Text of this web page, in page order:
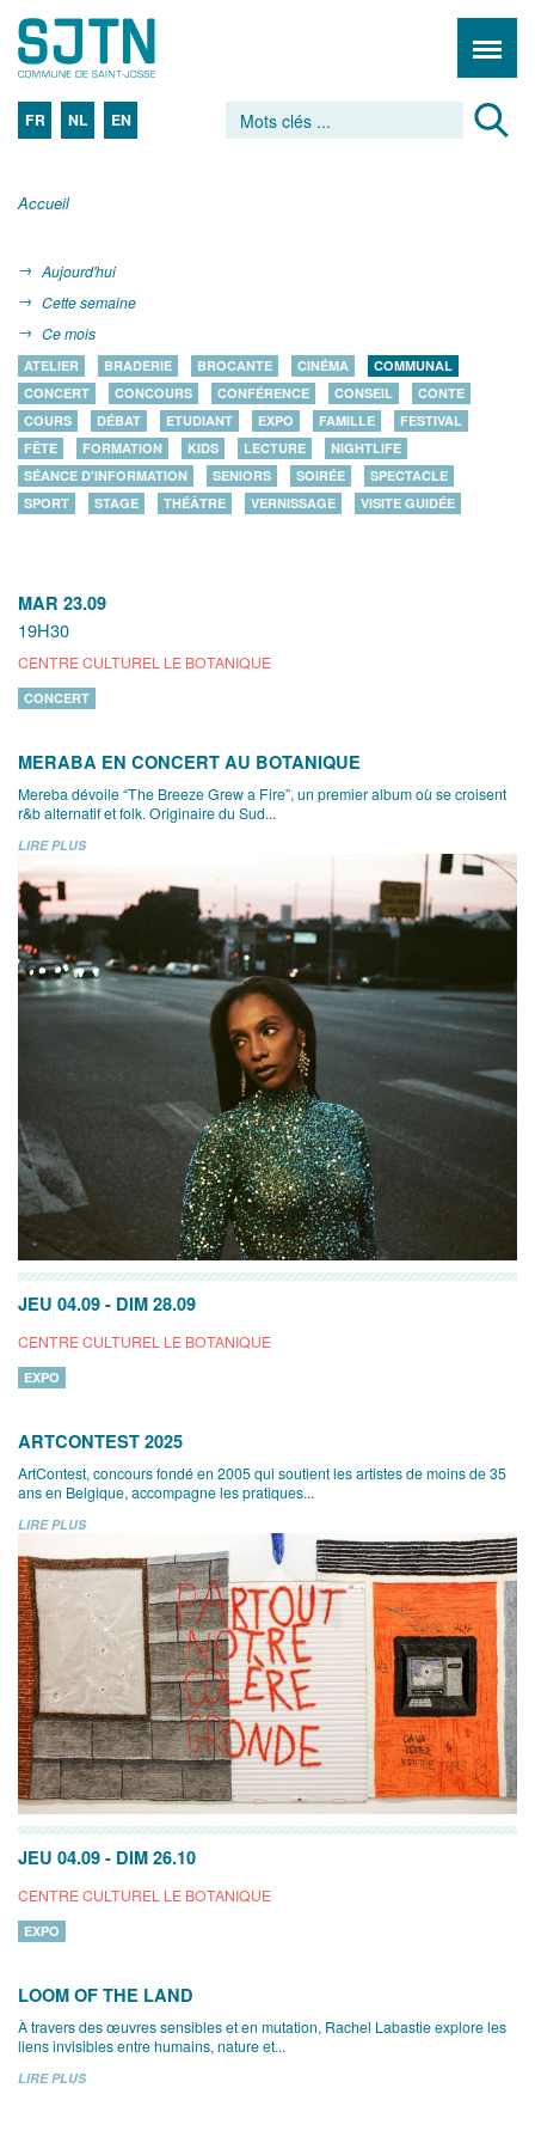
FR NL EN
Accueil
Aujourd'hui
Cette semaine
Ce mois
ATELIER BRADERIE BROCANTE CINÉMA
COMMUNAL
CONCERT
CONCOURS CONFÉRENCE CONSEIL
CONTE
COURS
DÉBAT ETUDIANT EXPO FAMILLE
FESTIVAL
FÊTE
FORMATION KIDS LECTURE
NIGHTLIFE
SÉANCE D'INFORMATION
SENIORS SOIRÉE
SPECTACLE
SPORT
STAGE THÉÂTRE VERNISSAGE VISITE GUIDÉE
MAR 23.09
19H30
CENTRE CULTUREL LE BOTANIQUE
CONCERT
MERABA EN CONCERT AU BOTANIQUE
Mereba dévoile “The Breeze Grew a Fire”, un premier album où se croisent
r&b alternatif et folk. Originaire du Sud...
LIRE PLUS
JEU 04.09 - DIM 28.09
CENTRE CULTUREL LE BOTANIQUE
EXPO
ARTCONTEST 2025
ArtContest, concours fondé en 2005 qui soutient les artistes de moins de 35
ans en Belgique, accompagne les pratiques...
LIRE PLUS
JEU 04.09 - DIM 26.10
CENTRE CULTUREL LE BOTANIQUE
EXPO
LOOM OF THE LAND
À travers des œuvres sensibles et en mutation, Rachel Labastie explore les
liens invisibles entre humains, nature et...
LIRE PLUS